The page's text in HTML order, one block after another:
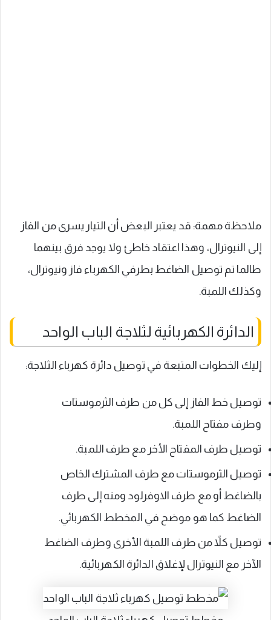
ملاحظة مهمة: قد يعتبر البعض أن التيار يسرى من الفاز
إلى النيوترال، وهذا اعتقاد خاطئ ولا يوجد فرق بينهما
طالما تم توصيل الضاغط بطرفي الكهرباء فاز ونيوترال،
وكذلك اللمبة.
الدائرة الكهربائية لثلاجة الباب الواحد
إليك الخطوات المتبعة في توصيل دائرة كهرباء الثلاجة:
توصيل خط الفاز إلى كل من طرف الثرموستات
وطرف مفتاح اللمبة.
توصيل طرف المفتاح الأخر مع طرف اللمبة.
توصيل الثرموستات مع طرف المشترك الخاص
بالضاغط أو مع طرف الاوفرلود ومنه إلى طرف
الضاغط كما هو موضح في المخطط الكهربائي.
توصيل كلاً من طرف اللمبة الأخرى وطرف الضاغط
الآخر مع النيوترال لإغلاق الدائرة الكهربائية.